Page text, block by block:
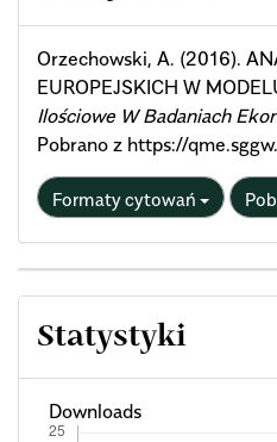
Details
Orzechowski, A. (2016).
EUROPEJSKICH W
Ilościowe W Badaniach
Pobrano z https://
Formaty cytowań
Statystyki
Downloads